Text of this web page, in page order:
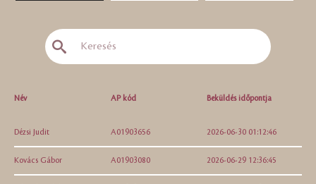
Név AP kód Beküldés időpontja
Dézsi Judit A01903656 2026-06-30 01:12:46
Kovács Gábor A01903080 2026-06-29 12:36:45